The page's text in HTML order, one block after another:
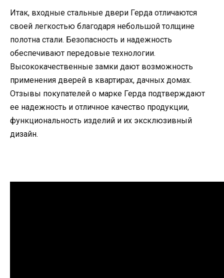
Итак, входные стальные двери Герда отличаются
своей легкостью благодаря небольшой толщине
полотна стали. Безопасность и надежность
обеспечивают передовые технологии.
Высококачественные замки дают возможность
применения дверей в квартирах, дачных домах.
Отзывы покупателей о марке Герда подтверждают
ее надежность и отличное качество продукции,
функциональность изделий и их эксклюзивный
дизайн.